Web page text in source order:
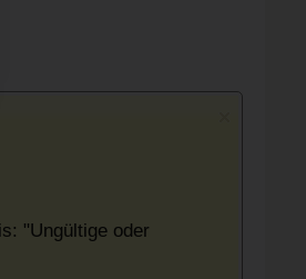
"Ungültige oder